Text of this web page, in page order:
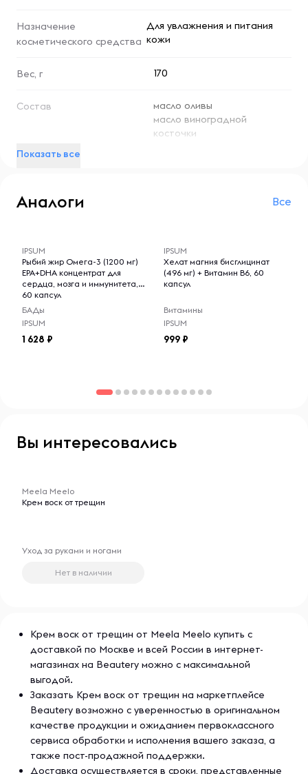
Назначение
косметического средства
Для увлажнения и питания
кожи
Вес, г 170
Состав
масло оливы
масло виноградной
косточки
Показать все
Аналоги Все
IPSUM
Рыбий жир Омега-3 (1200 мг)
EPA+DHA концентрат для
сердца, мозга и иммунитета,
60 капсул
БАДы
IPSUM
1 628
IPSUM
Хелат магния бисглицинат
(496 мг) + Витамин B6, 60
капсул
Витамины
IPSUM
999
Вы интересовались
Meela Meelo
Крем воск от трещин
Уход за руками и ногами
Нет в наличии
Крем воск от трещин от Meela Meelo купить с
доставкой по Москве и всей России в интернет-
магазинах на Beautery можно с максимальной
выгодой.
Заказать Крем воск от трещин на маркетплейсе
Beautery возможно с уверенностью в оригинальном
качестве продукции и ожиданием первоклассного
сервиса обработки и исполнения вашего заказа, а
также пост-продажной поддержки.
Доставка осуществляется в сроки, представленные